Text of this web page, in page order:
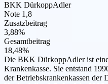
BKK DürkoppAdler
Note 1,8
Zusatzbeitrag
3,88%
Gesamtbeitrag
18,48%
Die BKK DürkoppAdler ist
Krankenkasse. Sie entstand
der Betriebskrankenkassen